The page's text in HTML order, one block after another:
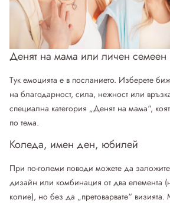
Денят на мама или личен семеен
Тук емоцията е в посланието. Изберете
на благодарност, сила, нежност или
специална категория „Денят на мама“,
по тема.
Коледа, имен ден, юбилей
При по-големи поводи можете да
дизайн или комбинация от два елемента
колие), но без да „претоварвате“